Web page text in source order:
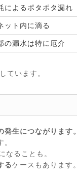
によるポタポタ漏れ
ット内に滴る
の漏水は特に厄介
ています。
生につながります。
なることも。
るケースもあります。